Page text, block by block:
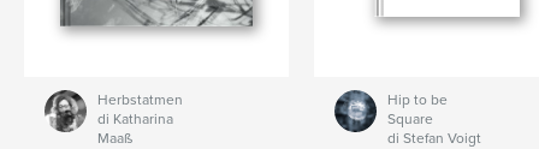
Herbstatmen
di Katharina
Maaß
Hip to be
Square
di Stefan Voigt